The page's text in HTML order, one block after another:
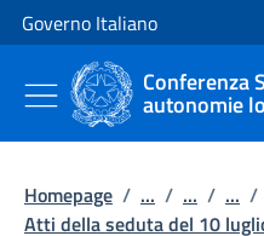
Vai al contenuto
Vai alla navigazione del sito
Governo Italiano
Conferenza
autonomie
Homepage / ... / ... / ... /
Atti della seduta del 10